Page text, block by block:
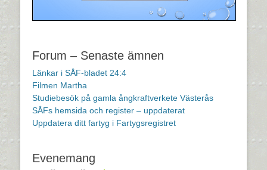
Forum – Senaste ämnen
Länkar i SÅF-bladet 24:4
Filmen Martha
Studiebesök på gamla ångkraftverkete Västerås
SÅFs hemsida och register – uppdaterat
Uppdatera ditt fartyg i Fartygsregistret
Evenemang